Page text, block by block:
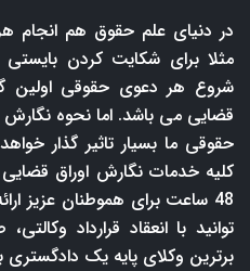
در دنیای علم حقوق هم انجام
مثلا برای شکایت کردن بایستی
شروع هر دعوی حقوقی اولین
قضایی می باشد. اما نحوه نگارش
حقوقی ما بسیار تاثیر گذار
کلیه خدمات نگارش اوراق
48 ساعت برای هموطنان عزیز
توانید با انعقاد قرارداد
برترین وکلای پایه یک دادگستری